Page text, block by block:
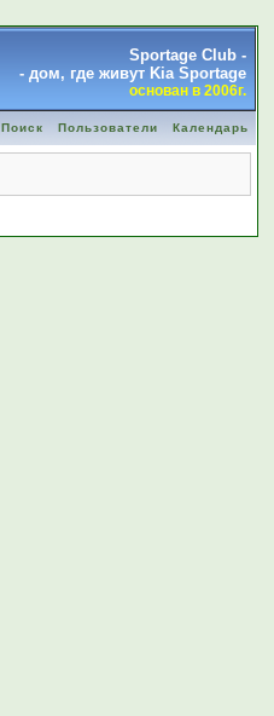
Sportage Club -
- дом, где живут Kia Sportage
основан в 2006г.
Поиск Пользователи Календарь